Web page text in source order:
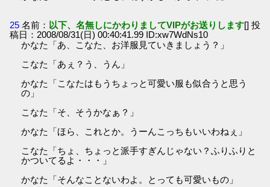
25 名前： 以下、名無しにかわりましてVIPがお送りします[] 投
稿日：2008/08/31(日) 00:40:41.99 ID:xw7WdNs10
かなた「あ、こなた、お洋服見ていきましょう？」
こなた「あぇ？う、うん」
かなた「こなたはもうちょっと可愛い服も似合うと思う
の」
こなた「そ、そうかなぁ？」
かなた「ほら、これとか。うーんこっちもいいわねぇ」
こなた「ちょ、ちょっと派手すぎんじゃない？ふりふりと
かついてるよ・・・」
かなた「そんなことないわよ。とっても可愛いもの」